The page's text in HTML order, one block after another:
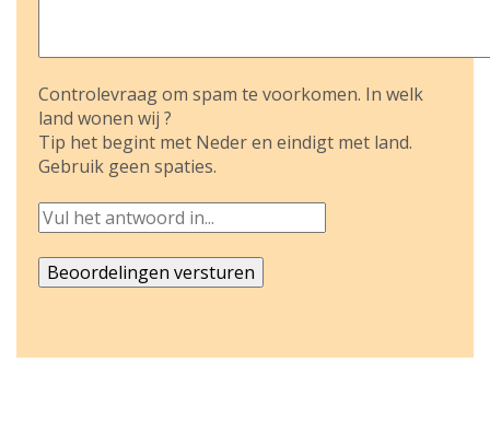
Controlevraag om spam te voorkomen. In welk
land wonen wij ?
Tip het begint met Neder en eindigt met land.
Gebruik geen spaties.